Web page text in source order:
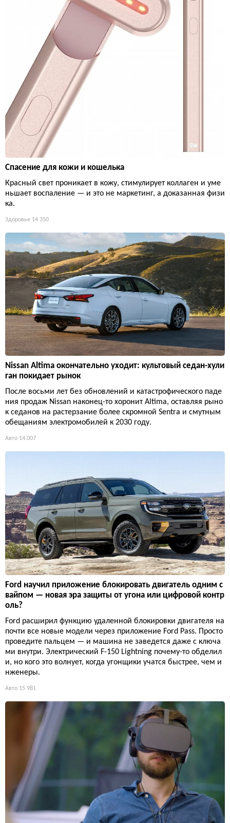
Спасение для кожи и кошелька
Красный свет проникает в кожу, стимулирует коллаген и уме
ньшает воспаление — и это не маркетинг, а доказанная физи
ка.
Здоровье 14 350
Nissan Altima окончательно уходит: культовый седан-хули
ган покидает рынок
После восьми лет без обновлений и катастрофического паде
ния продаж Nissan наконец-то хоронит Altima, оставляя рыно
к седанов на растерзание более скромной Sentra и смутным
обещаниям электромобилей к 2030 году.
Авто 14 007
Ford научил приложение блокировать двигатель одним с
вайпом — новая эра защиты от угона или цифровой контр
оль?
Ford расширил функцию удаленной блокировки двигателя на
почти все новые модели через приложение Ford Pass. Просто
проведите пальцем — и машина не заведется даже с ключа
ми внутри. Электрический F-150 Lightning почему-то обделил
и, но кого это волнует, когда угонщики учатся быстрее, чем и
нженеры.
Авто 15 981